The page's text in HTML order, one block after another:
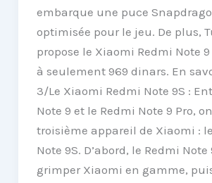
embarque une puce
optimisée pour le jeu. De plus,
propose le Xiaomi Redmi Note
à seulement 969 dinars. En
3/Le Xiaomi Redmi Note 9S :
Note 9 et le Redmi Note 9 Pro,
troisième appareil de Xiaomi :
Note 9S. D’abord, le Redmi
grimper Xiaomi en gamme,